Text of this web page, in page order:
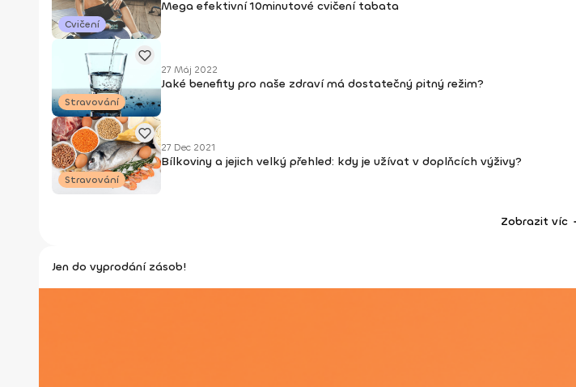
Cvičení
Mega efektivní 10minutové cvičení tabata
Stravování
27 Máj 2022
Jaké benefity pro naše zdraví má dostatečný pitný režim?
Stravování
27 Dec 2021
Bílkoviny a jejich velký přehled: kdy je užívat v doplňcích výživy?
Zobrazit víc
Jen do vyprodání zásob!